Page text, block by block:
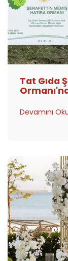
Tat Gıda
Devamını